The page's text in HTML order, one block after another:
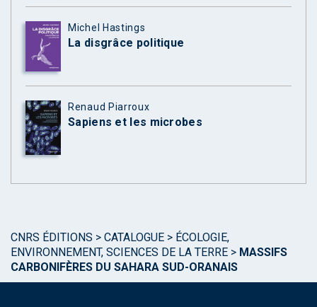
Michel Hastings
La disgrâce politique
Renaud Piarroux
Sapiens et les microbes
CNRS ÉDITIONS > CATALOGUE > ÉCOLOGIE,
ENVIRONNEMENT, SCIENCES DE LA TERRE > MASSIFS
CARBONIFÈRES DU SAHARA SUD-ORANAIS